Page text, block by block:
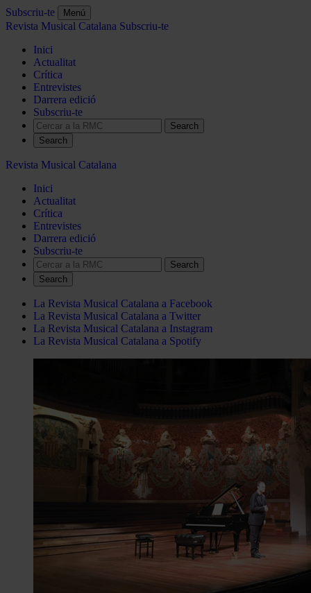
Subscriu-te Menú
Revista Musical Catalana Subscriu-te
Inici
Actualitat
Crítica
Entrevistes
Darrera edició
Subscriu-te
Search
Revista Musical Catalana
Inici
Actualitat
Crítica
Entrevistes
Darrera edició
Subscriu-te
Search
La Revista Musical Catalana a Facebook
La Revista Musical Catalana a Twitter
La Revista Musical Catalana a Instagram
La Revista Musical Catalana a Spotify